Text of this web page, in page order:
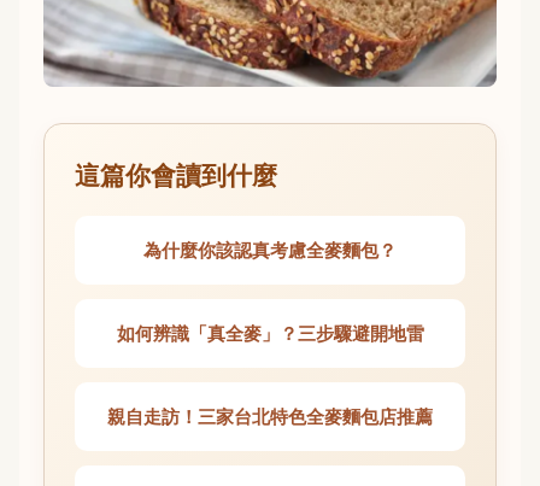
這篇你會讀到什麼
為什麼你該認真考慮全麥麵包？
如何辨識「真全麥」？三步驟避開地雷
親自走訪！三家台北特色全麥麵包店推薦